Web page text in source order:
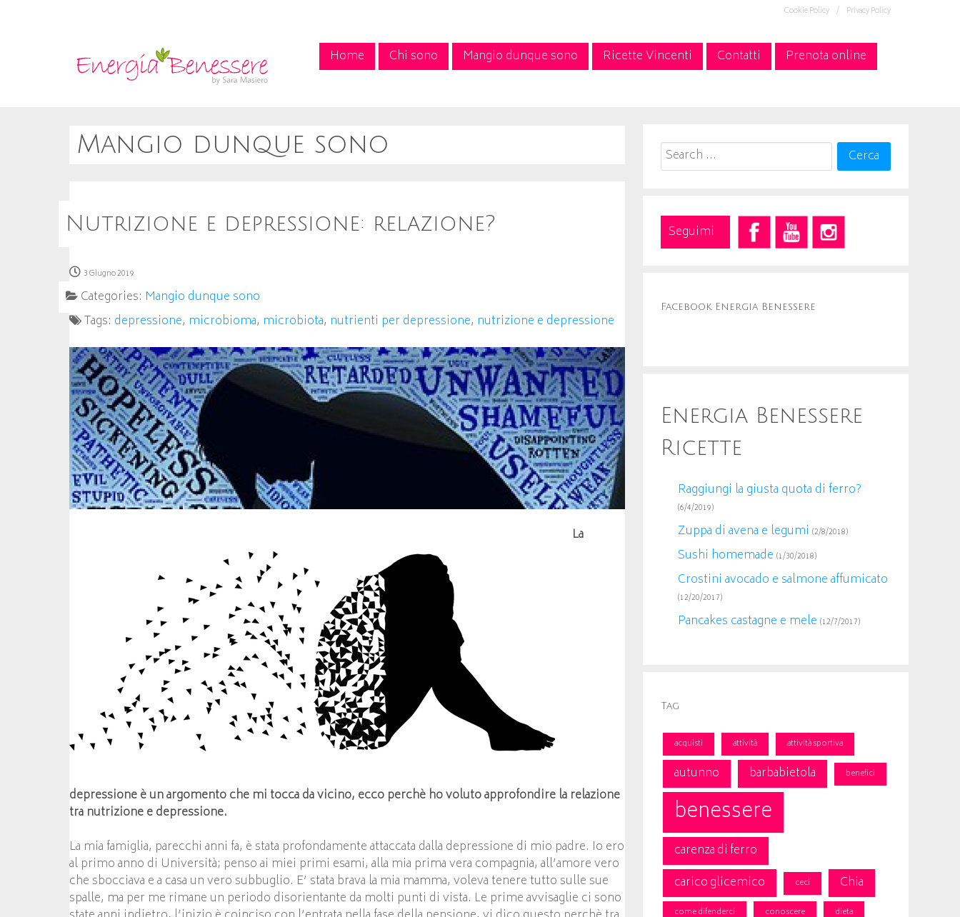
Privacy Policy
Cookie Policy /
Home Chi sono Mangio dunque sono Ricette Vincenti Contatti Prenota online
Mangio dunque sono
Nutrizione e depressione: relazione?
3 Giugno 2019
Categories: Mangio dunque sono
Tags: depressione, microbioma, microbiota, nutrienti per depressione, nutrizione e depressione
La
depressione è un argomento che mi tocca da vicino, ecco perchè ho voluto approfondire la relazione
tra nutrizione e depressione.
La mia famiglia, parecchi anni fa, è stata profondamente attaccata dalla depressione di mio padre. Io ero
al primo anno di Università; penso ai miei primi esami, alla mia prima vera compagnia, all’amore vero
che sbocciava e a casa un vero subbuglio. E’ stata brava la mia mamma, voleva tenere tutto sulle sue
spalle, ma per me rimane un periodo disorientante da molti punti di vista. Le prime avvisaglie ci sono
Search
for:
Seguimi
Facebook Energia Benessere
Energia Benessere
Ricette
Raggiungi la giusta quota di ferro?
(6/4/2019)
Zuppa di avena e legumi (2/8/2018)
Sushi homemade (1/30/2018)
Crostini avocado e salmone affumicato
(12/20/2017)
Pancakes castagne e mele (12/7/2017)
Tag
acquisti attività attività sportiva
autunno barbabietola benefici
benessere
carenza di ferro
carico glicemico
ceci Chia
come difenderci conoscere dieta